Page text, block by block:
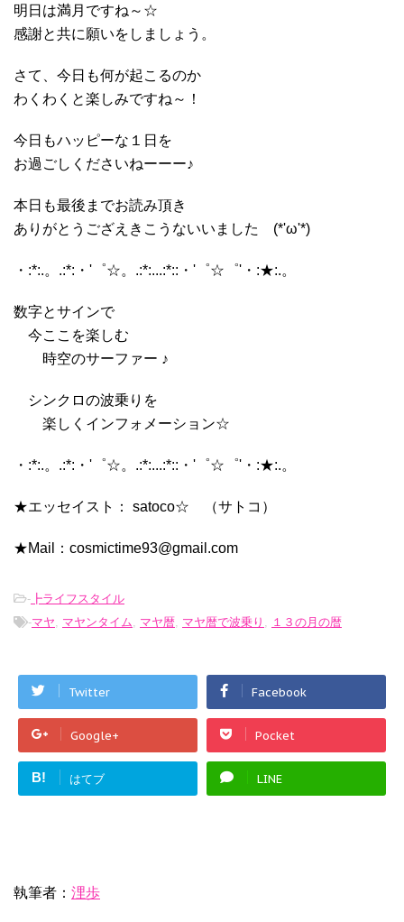
明日は満月ですね～☆
感謝と共に願いをしましょう。
さて、今日も何が起こるのか
わくわくと楽しみですね～！
今日もハッピーな１日を
お過ごしくださいねーーー♪
本日も最後までお読み頂き
ありがとうござえきこうないいました (*'ω'*)
・:*:.。.:*:・'゜☆。.:*:...:*::・'゜☆゜'・:★:.。
数字とサインで
今ここを楽しむ
時空のサーファー ♪
シンクロの波乗りを
楽しくインフォメーション☆
・:*:.。.:*:・'゜☆。.:*:...:*::・'゜☆゜'・:★:.。
★エッセイスト： satoco☆ （サトコ）
★Mail：cosmictime93@gmail.com
- ┣ライフスタイル
-マヤ, マヤンタイム, マヤ暦, マヤ暦で波乗り , １３の月の暦
Twitter Facebook
Google+ Pocket
B! はてブ LINE
執筆者： 浬歩